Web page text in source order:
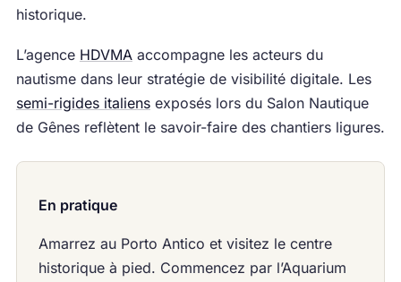
historique.
L’agence HDVMAaccompagne les acteurs du
nautisme dans leur stratégie de visibilité digitale. Les
semi-rigides italiensexposés lors du Salon Nautique
de Gênes reflètent le savoir-faire des chantiers ligures.
En pratique
Amarrez au Porto Antico et visitez le centre
historique à pied. Commencez par l’Aquarium